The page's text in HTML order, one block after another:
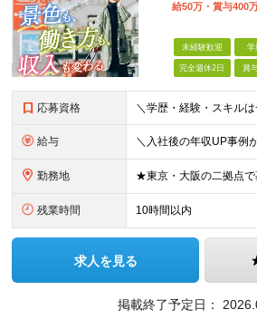
給50万・賞与400
未経験歓迎 学
完全週休2日 賞
応募資格
給与
勤務地
残業時間 10時間以内
求人を見る
掲載終了予定日：